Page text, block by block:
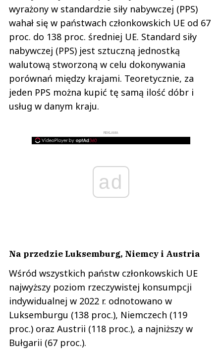
wyrażony w standardzie siły nabywczej (PPS)
wahał się w państwach członkowskich UE od 67
proc. do 138 proc. średniej UE. Standard siły
nabywczej (PPS) jest sztuczną jednostką
walutową stworzoną w celu dokonywania
porównań między krajami. Teoretycznie, za
jeden PPS można kupić tę samą ilość dóbr i
usług w danym kraju.
REKLAMA
ad
Na przedzie Luksemburg, Niemcy i Austria
Wśród wszystkich państw członkowskich UE
najwyższy poziom rzeczywistej konsumpcji
indywidualnej w 2022 r. odnotowano w
Luksemburgu (138 proc.), Niemczech (119
proc.) oraz Austrii (118 proc.), a najniższy w
Bułgarii (67 proc.).